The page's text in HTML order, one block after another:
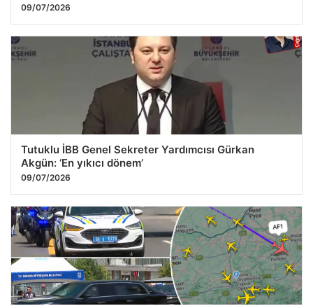
09/07/2026
Tutuklu İBB Genel Sekreter Yardımcısı Gürkan
Akgün: ‘En yıkıcı dönem’
09/07/2026